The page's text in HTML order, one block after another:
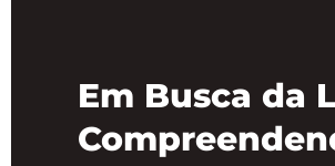
Em Busca da